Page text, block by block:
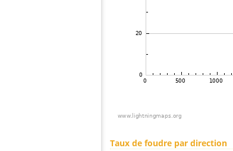
Taux de foudre par direction